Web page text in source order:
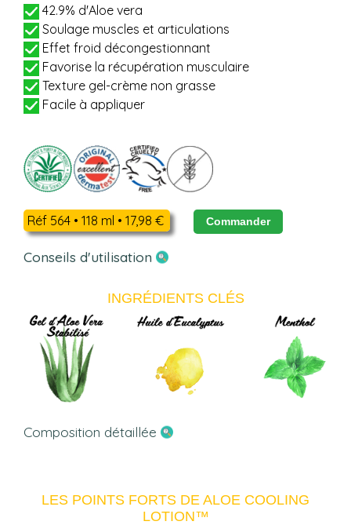
42.9% d'Aloe vera
Soulage muscles et articulations
Effet froid décongestionnant
Favorise la récupération musculaire
Texture gel-crème non grasse
Facile à appliquer
Réf 564 • 118 ml • 17,98 € Commander
Conseils d'utilisation
INGRÉDIENTS CLÉS
Composition détaillée
LES POINTS FORTS DE ALOE COOLING
LOTION™